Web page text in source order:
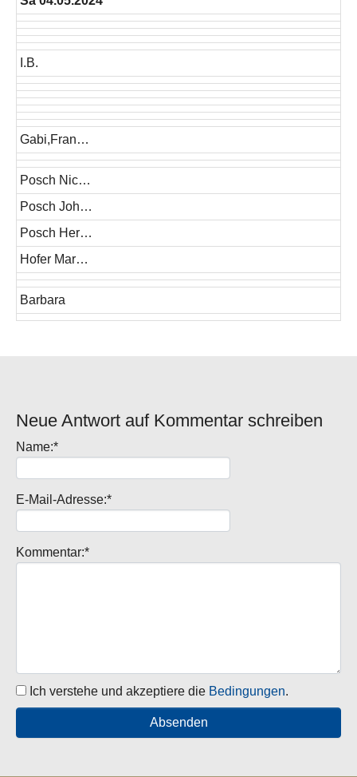
I.B.
Gabi,Fran…
Posch Nic…
Posch Joh…
Posch Her…
Hofer Mar…
Barbara
Neue Antwort auf Kommentar schreiben
Name:*
E-Mail-Adresse:*
Kommentar:*
Ich verstehe und akzeptiere die Bedingungen.